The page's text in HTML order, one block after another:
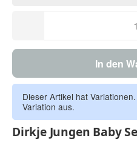
In den
Dieser Artikel hat
Variation aus.
Dirkje Jungen Baby